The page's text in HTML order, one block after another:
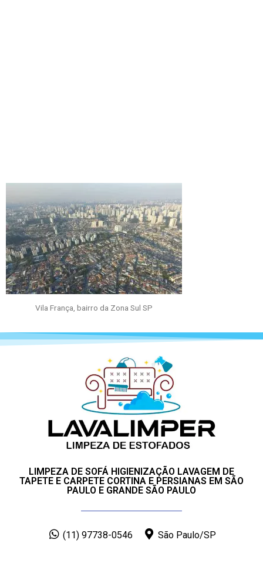
Vila França, bairro da Zona Sul SP
LIMPEZA DE SOFÁ HIGIENIZAÇÃO LAVAGEM DE
TAPETE E CARPETE CORTINA E PERSIANAS EM SÃO
PAULO E GRANDE SÃO PAULO
(11) 97738-0546 São Paulo/SP